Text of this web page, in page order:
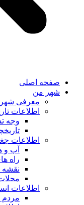
صفحه اصلی
شهر من
معرفی شهر
اطلاعات
وجه
اطلاعات
آب و
راه
نقشه
اطلاعات